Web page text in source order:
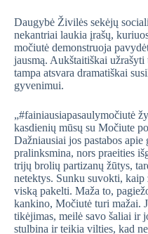
Daugybė Živilės sekėjų
nekantriai laukia įrašų,
močiutė demonstruoja
jausmą. Aukštaitiškai
tampa atsvara dramatiškai
gyvenimui.
„#fainiausiapasaulymočiutė
kasdienių mūsų su Močiute
Dažniausiai jos pastabos
pralinksmina, nors praeities
trijų brolių partizanų žūtys,
netektys. Sunku suvokti, kaip
viską pakelti. Maža to,
kankino, Močiutė turi mažai.
tikėjimas, meilė savo šaliai ir
stulbina ir teikia vilties, kad